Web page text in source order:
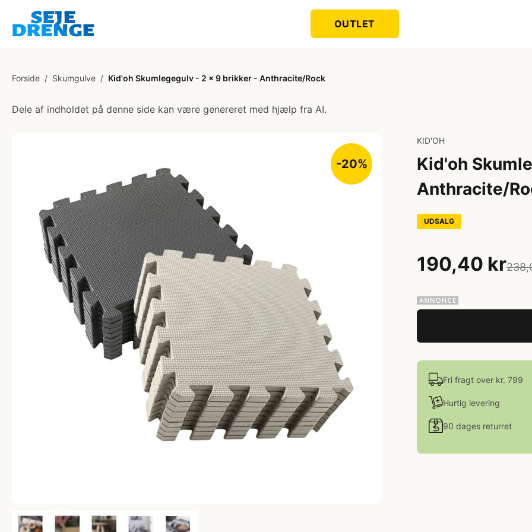
OUTLET
Forside / Skumgulve / Kid'oh Skumlegegulv - 2 x 9 brikker - Anthracite/Rock
Dele af indholdet på denne side kan være genereret med hjælp fra AI.
-20%
KID'OH
Kid'oh
Anthracite/
UDSALG
190,40 kr
Fri fragt over kr. 799
Hurtig levering
90 dages returret